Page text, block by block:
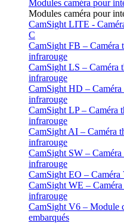
Modules caméra pour
Modules caméra pour
CamSight LITE -
C
CamSight FB – Caméra
infrarouge
CamSight LS – Caméra
infrarouge
CamSight HD –
infrarouge
CamSight LP – Caméra
infrarouge
CamSight AI – Caméra
infrarouge
CamSight SW –
infrarouge
CamSight EO –
CamSight WE –
infrarouge
CamSight V6 – Module
embarqués